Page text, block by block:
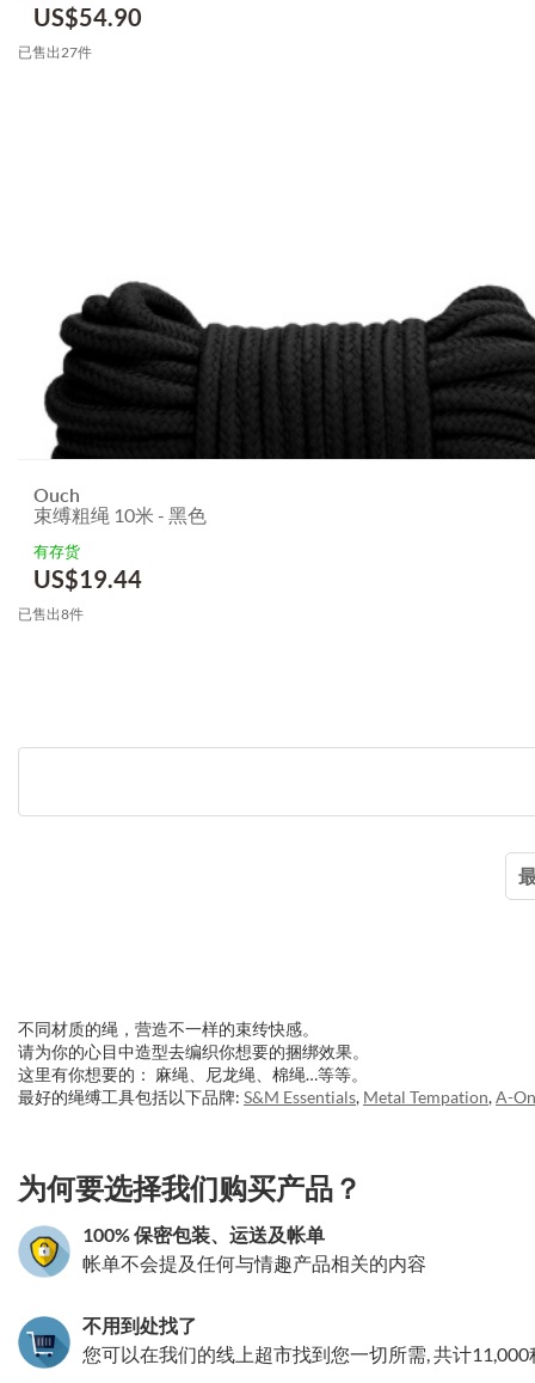
US$54.90
已售出27件
Ouch
束缚粗绳 10米 - 黑色
有存货
US$19.44
已售出8件
不同材质的绳，营造不一样的束䌸快感。
请为你的心目中造型去编织你想要的捆绑效果。
这里有你想要的： 麻绳、尼龙绳、棉绳…等等。
最好的绳缚工具包括以下品牌: S&M Essentials, Metal Tempation,A-
为何要选择我们购买产品？
100% 保密包装、运送及帐单
帐单不会提及任何与情趣产品相关的内容
不用到处找了
您可以在我们的线上超市找到您一切所需, 共计11,000